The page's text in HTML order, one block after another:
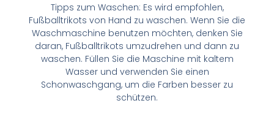
Tipps zum Waschen: Es wird empfohlen,
Fußballtrikots von Hand zu waschen. Wenn Sie die
Waschmaschine benutzen möchten, denken Sie
daran, Fußballtrikots umzudrehen und dann zu
waschen. Füllen Sie die Maschine mit kaltem
Wasser und verwenden Sie einen
Schonwaschgang, um die Farben besser zu
schützen.